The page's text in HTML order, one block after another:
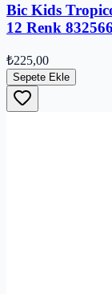
Bic Kids
12 Renk
₺225,00
Sepete Ekle